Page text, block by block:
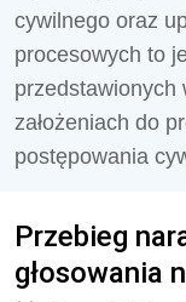
cywilnego oraz
procesowych to
przedstawionych
założeniach do
postępowania
Przebieg
głosowania